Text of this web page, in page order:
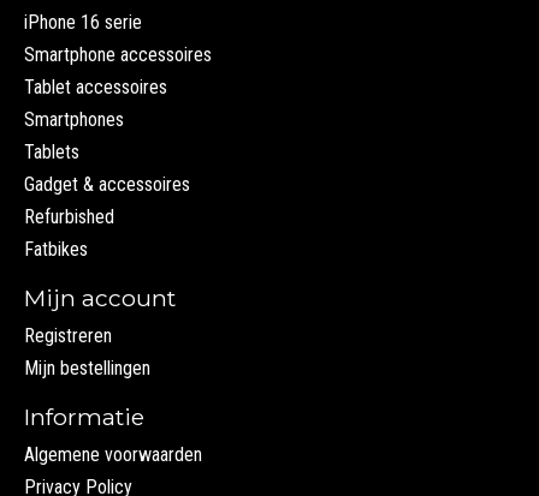
iPhone 16 serie
Smartphone accessoires
Tablet accessoires
Smartphones
Tablets
Gadget & accessoires
Refurbished
Fatbikes
Mijn account
Registreren
Mijn bestellingen
Informatie
Algemene voorwaarden
Privacy Policy